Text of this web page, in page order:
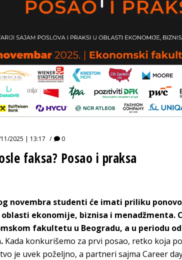
BIZLIFE WEEK
2025 | 13:17 0
faksa? Posao i praksa
novembra studenti će imati priliku
ekonomije, biznisa i menadžmenta.
fakultetu u Beogradu, a u periodu od
Kada konkurišemo za prvi posao, retko koja
je uvek poželjno, a partneri sajma Career